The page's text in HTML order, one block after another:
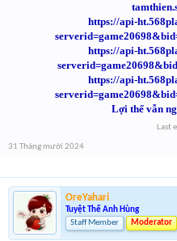
https://api-
https://api-
https://api-
Lợi thế vẫn
Last
31 Tháng mười 2024
OreYahari
Tuyệt Thế Anh Hùng
Staff Member
Moderator